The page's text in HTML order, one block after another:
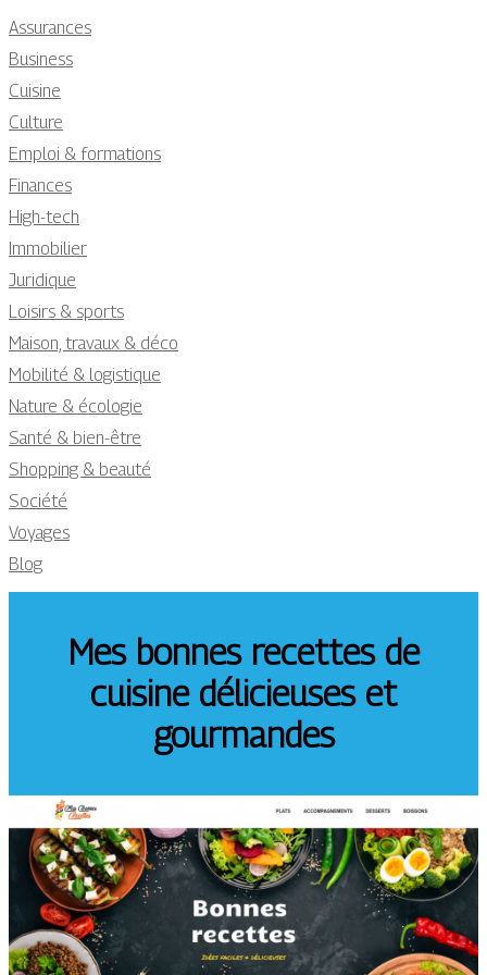
Assurances
Business
Cuisine
Culture
Emploi & formations
Finances
High-tech
Immobilier
Juridique
Loisirs & sports
Maison, travaux & déco
Mobilité & logistique
Nature & écologie
Santé & bien-être
Shopping & beauté
Société
Voyages
Blog
Mes bonnes recettes de
cuisine délicieuses et
gourmandes